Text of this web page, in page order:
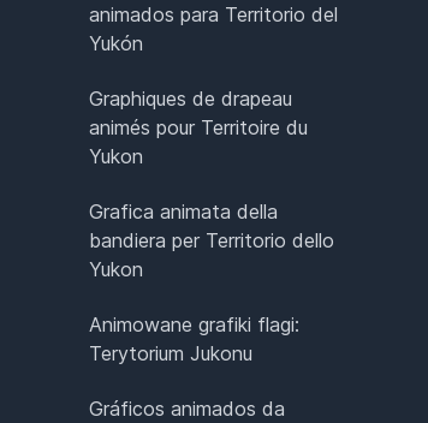
animados para Territorio del
Yukón
Graphiques de drapeau
animés pour Territoire du
Yukon
Grafica animata della
bandiera per Territorio dello
Yukon
Animowane grafiki flagi:
Terytorium Jukonu
Gráficos animados da